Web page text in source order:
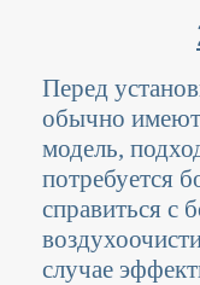
Перед
обычно
модель,
потребуется
справиться с
случае